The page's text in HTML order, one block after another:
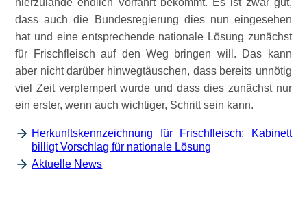
hierzulande endlich Vorfahrt bekommt. Es ist zwar gut,
dass auch die Bundesregierung dies nun eingesehen
hat und eine entsprechende nationale Lösung zunächst
für Frischfleisch auf den Weg bringen will. Das kann
aber nicht darüber hinwegtäuschen, dass bereits unnötig
viel Zeit verplempert wurde und dass dies zunächst nur
ein erster, wenn auch wichtiger, Schritt sein kann.
Herkunftskennzeichnung für Frischfleisch: Kabinett
billigt Vorschlag für nationale Lösung
Aktuelle News